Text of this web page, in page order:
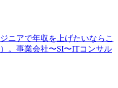
ニアで年収を上げたいならこ
。事業会社〜SI〜ITコンサル